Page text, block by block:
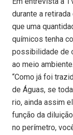
durante a
que uma
químicos tenha
possibilidade de
ao meio ambiente.
“Como já foi
de Águas, se
rio, ainda assim
função da
no perímetro,